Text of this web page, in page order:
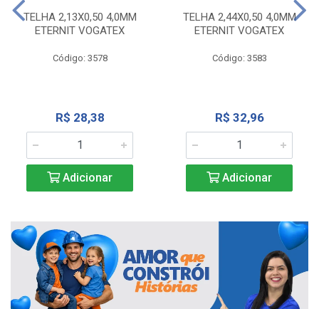
TELHA 2,13X0,50 4,0MM
ETERNIT VOGATEX
Código: 3578
R$ 28,38
Adicionar
TELHA 2,44X0,50 4,0MM
ETERNIT VOGATEX
Código: 3583
R$ 32,96
Adicionar